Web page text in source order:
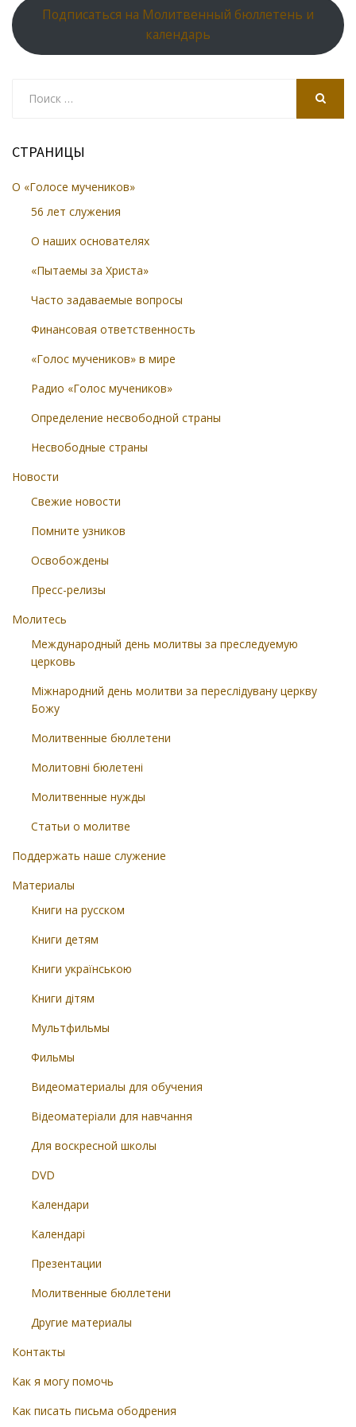
Подписаться на Молитвенный бюллетень и
календарь
СТРАНИЦЫ
О «Голосе мучеников»
56 лет служения
О наших основателях
«Пытаемы за Христа»
Часто задаваемые вопросы
Финансовая ответственность
«Голос мучеников» в мире
Радио «Голос мучеников»
Определение несвободной страны
Несвободные страны
Новости
Свежие новости
Помните узников
Освобождены
Пресс-релизы
Молитесь
Международный день молитвы за преследуемую
церковь
Міжнародний день молитви за переслідувану церкву
Божу
Молитвенные бюллетени
Молитовні бюлетені
Молитвенные нужды
Статьи о молитве
Поддержать наше служение
Материалы
Книги на русском
Книги детям
Книги українською
Книги дітям
Мультфильмы
Фильмы
Видеоматериалы для обучения
Відеоматеріали для навчання
Для воскресной школы
DVD
Календари
Календарі
Презентации
Молитвенные бюллетени
Другие материалы
Контакты
Как я могу помочь
Как писать письма ободрения